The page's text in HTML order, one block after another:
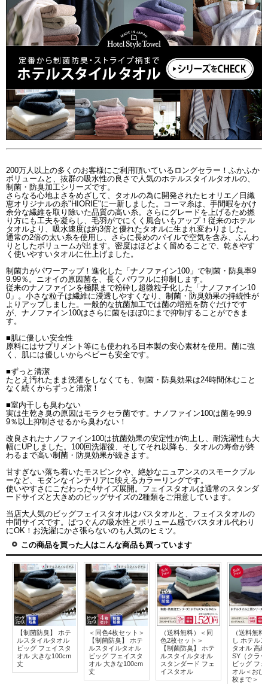
200万人以上の多くのお客様にご利用頂いているロングセラー！ふかふか
ボリュームと、抜群の吸水性の良さで人気のホテルスタイルタオルの、
制菌・防臭加工シリーズです。
さらなる心地よさをめざして、タオルの為に開発されたヒオリエ／日織
恵オリジナルの糸"HIORIE"に一新しました。コーマ糸は、手間暇をかけ
余分な繊維を取り除いた品質の高い糸。さらにグレードを上げるため撚
り方にも工夫を凝らし、毛羽がでにくく風合いもアップ！従来のホテル
タオルより、吸水速度は約3倍と優れたタオルに生まれ変わりました。
通常の2倍の太い糸を使用し、さらに長めのパイルで空気を含み、ふんわ
りとしたボリュームが出ます。密度はほどよく留めることで、乾きやす
く使いやすいタオルに仕上げました。
制菌力がパワーアップ！進化した「ナノファイン100」で制菌・防臭率9
9.99％。ニオイの原因菌を、長くパワフルに抑制します。
従来のナノファインを極限まで粉砕し超微粒子化した「ナノファイン10
0」。小さな粒子は繊維に浸透しやすくなり、制菌・防臭効果の持続性が
よりアップしました。一般的な抗菌加工では菌の増殖を防ぐだけです
が、ナノファイン100はさらに菌をほぼ0にまで抑制することができま
す。
■肌に優しい安全性
原料にはサプリメント等にも使われる日本製の安心素材を使用。菌に強
く、肌には優しいからベビーも安全です。
■ずっと清潔
たとえ汚れたまま洗濯をしなくても、制菌・防臭効果は24時間休むこと
なく続くからずっと清潔！
■室内干しも臭わない
実は生乾き臭の原因はモラクセラ菌です。ナノファイン100は菌を99.9
9％以上抑制させるから臭わない！
改良されたナノファイン100は抗菌効果の安定性が向上し、耐洗濯性も大
幅にUPしました。100回洗濯後、そしてそれ以降も、タオルの寿命が終
わるまで高い制菌・防臭効果が続きます。
甘すぎない落ち着いたモスピンクや、絶妙なニュアンスのスモークブル
ーなど、モダンなインテリアに映えるカラーリングです。
使いやすさにこだわった4サイズ展開。フェイスタオルは通常のスタンダ
ードサイズと大きめのビッグサイズの2種類をご用意しています。
当店大人気のビッグフェイスタオルはバスタオルと、フェイスタオルの
中間サイズです。ばつぐんの吸水性とボリューム感でバスタオル代わり
にOK！お洗濯にかさ張らないのも人気のヒミツ。
この商品を買った人はこんな商品も買っています
【制菌防臭】 ホテ
ルスタイルタオル
ビッグ フェイスタ
オル 大きな100cm
丈
＜同色4枚セット＞
【制菌防臭】 ホテ
ルスタイルタオル
ビッグ フェイスタ
オル 大きな100cm
丈
（送料無料）＜同
色2枚セット＞
【制菌防臭】 ホテ
ルスタイルタオル
スタンダード フェ
イスタオル
（送料無料
し ホテル
タオル 高
SY（クラ
ビッグ フ
オル＜おひ
枚まで＞